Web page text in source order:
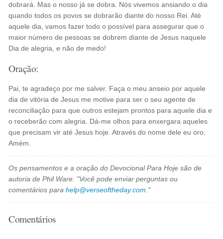
dobrará. Mas o nosso já se dobra. Nós vivemos ansiando o dia
quando todos os povos se dobrarão diante do nosso Rei. Até
aquele dia, vamos fazer todo o possível para assegurar que o
maior número de pessoas se dobrem diante de Jesus naquele
Dia de alegria, e não de medo!
Oração:
Pai, te agradeço por me salver. Faça o meu anseio por aquele
dia de vitória de Jesus me motive para ser o seu agente de
reconciliação para que outros estejam prontos para aquele dia e
o receberão com alegria. Dá-me olhos para enxergara aqueles
que precisam vir até Jesus hoje. Através do nome dele eu oro.
Amém.
Os pensamentos e a oração do Devocional Para Hoje são de
autoria de Phil Ware. "Você pode enviar perguntas ou
comentários parahelp@verseoftheday.com ."
Comentários